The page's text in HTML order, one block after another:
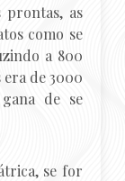
prontas, as
como se
a 800
de 3000
de se
se for